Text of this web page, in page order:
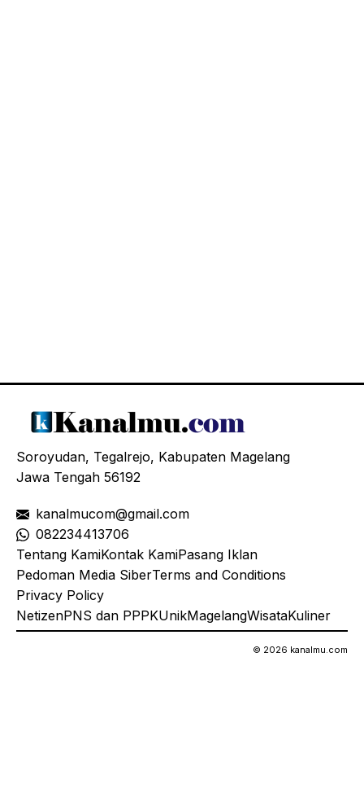
Soroyudan, Tegalrejo, Kabupaten Magelang
Jawa Tengah 56192
kanalmucom@gmail.com
082234413706
Tentang KamiKontak KamiPasang Iklan
Pedoman Media SiberTerms and Conditions
Privacy Policy
NetizenPNS dan PPPKUnikMagelangWisataKuliner
© 2026 kanalmu.com